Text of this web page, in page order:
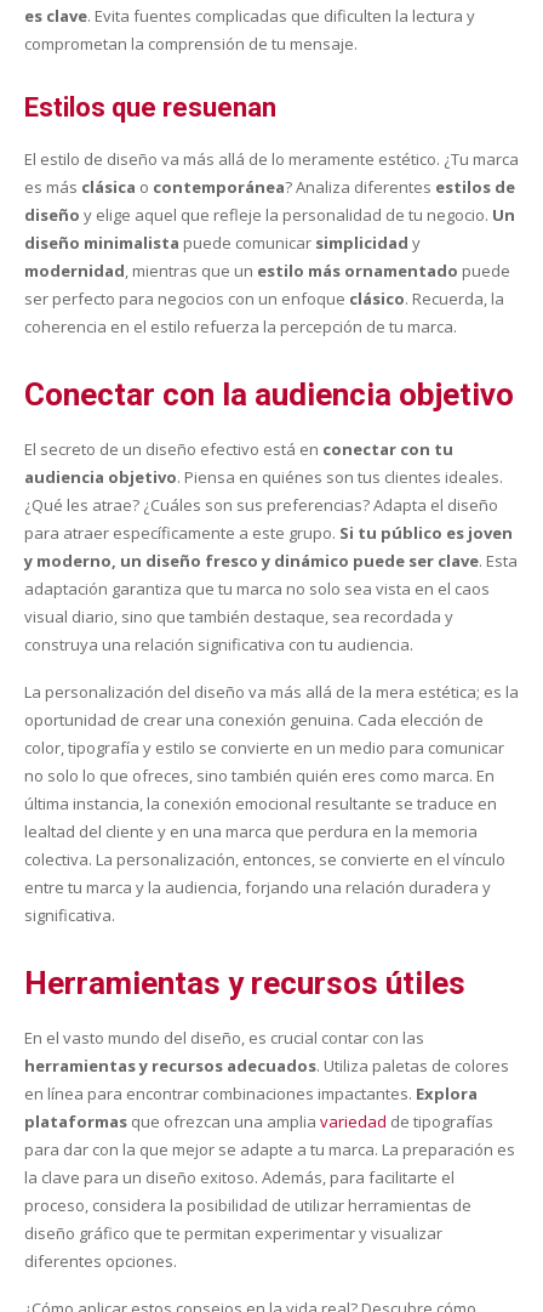
es clave. Evita fuentes complicadas que dificulten la lectura y
comprometan la comprensión de tu mensaje.
Estilos que resuenan
El estilo de diseño va más allá de lo meramente estético. ¿Tu marca
es más clásica o contemporánea? Analiza diferentes estilos de
diseño y elige aquel que refleje la personalidad de tu negocio. Un
diseño minimalista puede comunicar simplicidad y
modernidad, mientras que un estilo más ornamentado puede
ser perfecto para negocios con un enfoque clásico. Recuerda, la
coherencia en el estilo refuerza la percepción de tu marca.
Conectar con la audiencia objetivo
El secreto de un diseño efectivo está en conectar con tu
audiencia objetivo. Piensa en quiénes son tus clientes ideales.
¿Qué les atrae? ¿Cuáles son sus preferencias? Adapta el diseño
para atraer específicamente a este grupo. Si tu público es joven
y moderno, un diseño fresco y dinámico puede ser clave. Esta
adaptación garantiza que tu marca no solo sea vista en el caos
visual diario, sino que también destaque, sea recordada y
construya una relación significativa con tu audiencia.
La personalización del diseño va más allá de la mera estética; es la
oportunidad de crear una conexión genuina. Cada elección de
color, tipografía y estilo se convierte en un medio para comunicar
no solo lo que ofreces, sino también quién eres como marca. En
última instancia, la conexión emocional resultante se traduce en
lealtad del cliente y en una marca que perdura en la memoria
colectiva. La personalización, entonces, se convierte en el vínculo
entre tu marca y la audiencia, forjando una relación duradera y
significativa.
Herramientas y recursos útiles
En el vasto mundo del diseño, es crucial contar con las
herramientas y recursos adecuados. Utiliza paletas de colores
en línea para encontrar combinaciones impactantes. Explora
plataformas que ofrezcan una amplia variedad de tipografías
para dar con la que mejor se adapte a tu marca. La preparación es
la clave para un diseño exitoso. Además, para facilitarte el
proceso, considera la posibilidad de utilizar herramientas de
diseño gráfico que te permitan experimentar y visualizar
diferentes opciones.